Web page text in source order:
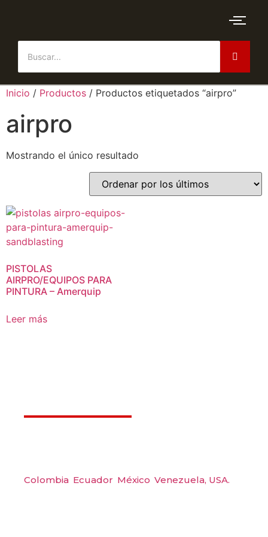
Inicio / Productos / Productos etiquetados “airpro”
airpro
Mostrando el único resultado
PISTOLAS
AIRPRO/EQUIPOS PARA
PINTURA – Amerquip
Leer más
Colombia Ecuador México Venezuela, USA.